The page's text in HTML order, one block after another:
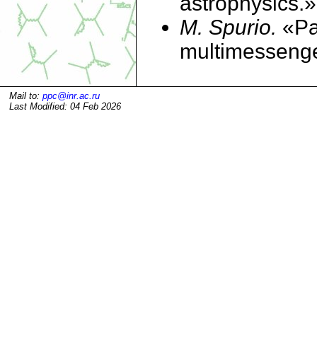
M. Spurio.
Mail to: ppc@inr.ac.ru
Last Modified: 04 Feb 2026